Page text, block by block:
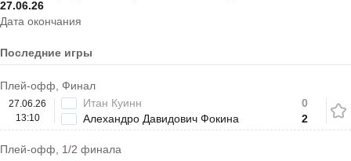
27.06.26
Дата окончания
Последние игры
Плей-офф, Финал
27.06.26
13:10
Итан Куинн
Алехандро Давидович Фокина
0
2
Плей-офф, 1/2 финала